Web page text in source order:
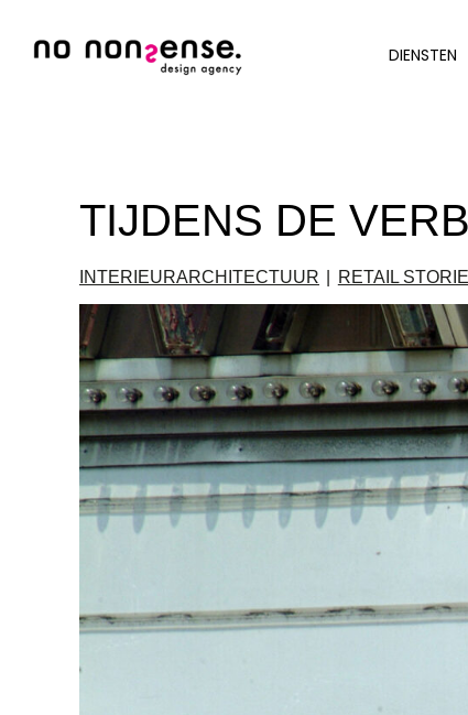
inhoud
DIENSTEN
TIJDENS DE
INTERIEURARCHITECTUUR RETAIL